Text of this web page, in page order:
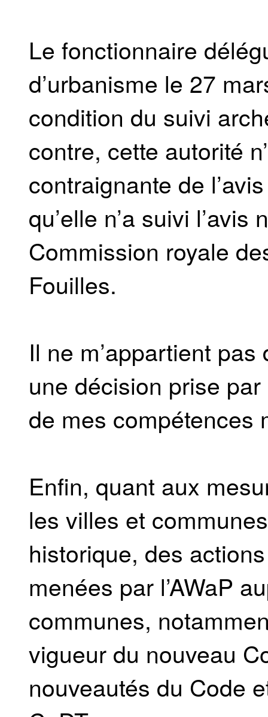
Le fonctionnaire
d’urbanisme le 27
condition du suivi
contre, cette autorité
contraignante de
qu’elle n’a suivi
Commission royale
Fouilles.
Il ne m’appartient
une décision prise
de mes compétences
Enfin, quant aux
les villes et
historique, des
menées par l’AWaP
communes,
vigueur du nouveau
nouveautés du Code